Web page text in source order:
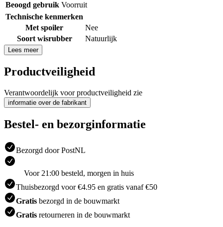
Beoogd gebruik Voorruit
Technische kenmerken
Met spoiler
Nee
Soort wisrubber
Natuurlijk
Lees meer
Productveiligheid
Verantwoordelijk voor productveiligheid zie
informatie over de fabrikant
Bestel- en bezorginformatie
Bezorgd door PostNL
Voor 21:00 besteld, morgen in huis
Thuisbezorgd voor €4.95 en gratis vanaf €50
Gratis bezorgd in de bouwmarkt
Gratis retourneren in de bouwmarkt